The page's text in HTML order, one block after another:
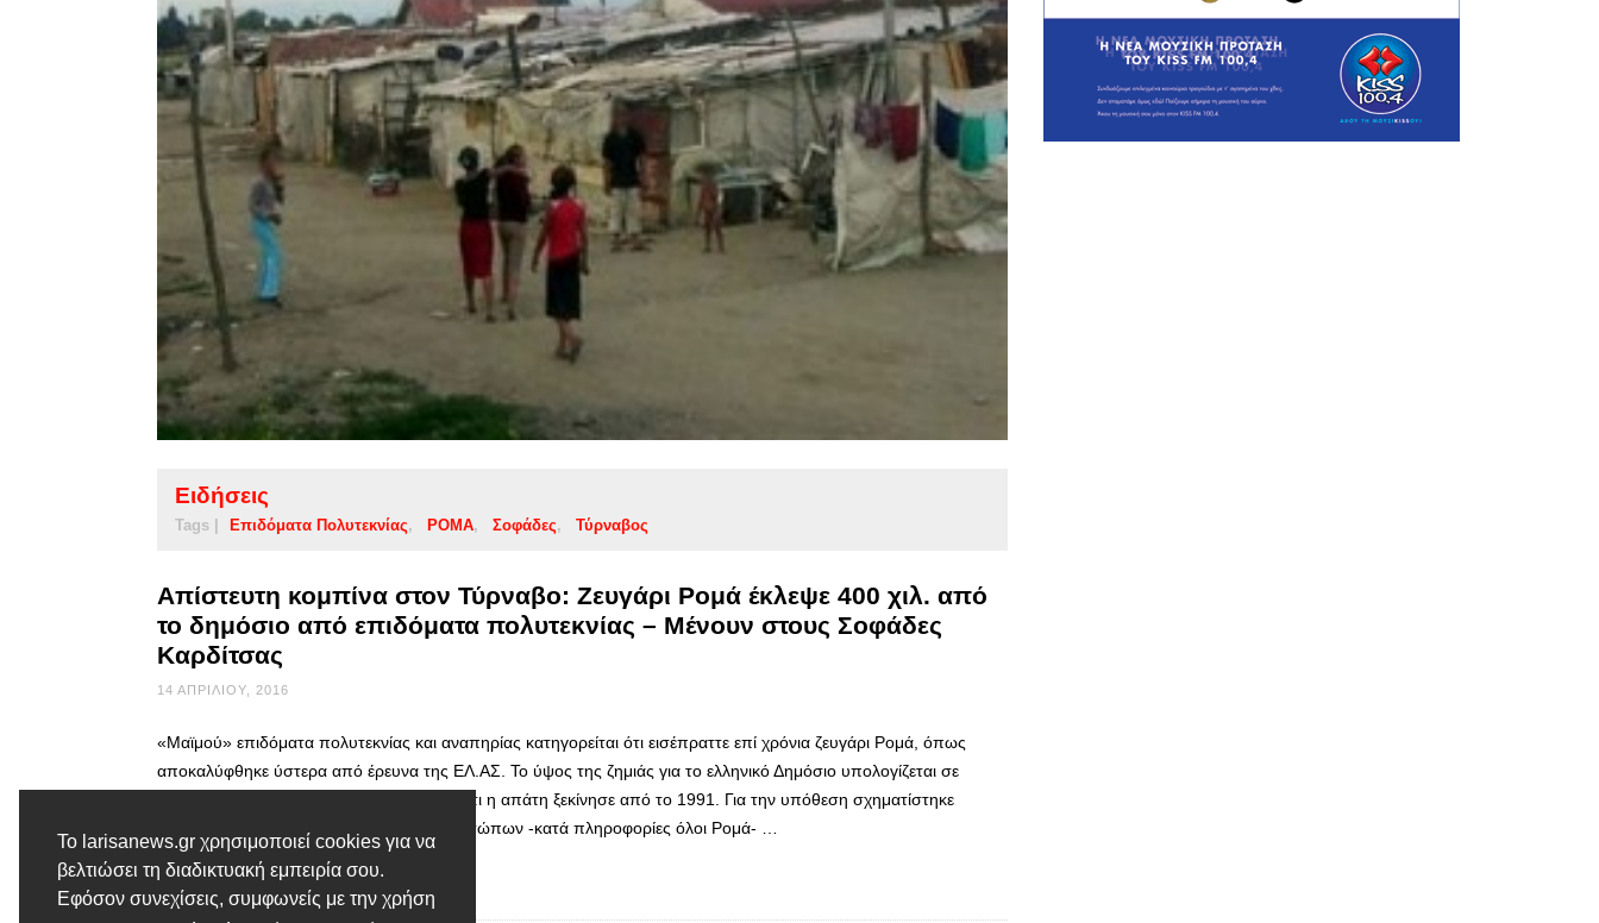
Το larisanews.gr χρησιμοποιεί cookies για να
βελτιώσει τη διαδικτυακή εμπειρία σου.
Εφόσον συνεχίσεις, συμφωνείς με την χρήση
Ειδήσεις
Tags | Επιδόματα Πολυτεκνίας ΡΟΜΑ Σοφάδες Τύρναβος
Απίστευτη κομπίνα στον Τύρναβο: Ζευγάρι Ρομά έκλεψε 400 χιλ. από
το δημόσιο από επιδόματα πολυτεκνίας – Μένουν στους Σοφάδες
Καρδίτσας
14 ΑΠΡΙΛΊΟΥ, 2016
«Μαϊμού» επιδόματα πολυτεκνίας και αναπηρίας κατηγορείται ότι εισέπραττε επί χρόνια ζευγάρι Ρομά, όπως
αποκαλύφθηκε ύστερα από έρευνα της ΕΛ.ΑΣ. Το ύψος της ζημιάς για το ελληνικό Δημόσιο υπολογίζεται σε
417.000 ευρώ, ενώ χαρακτηριστικό είναι ότι η απάτη ξεκίνησε από το 1991. Για την υπόθεση σχηματίστηκε
δικογραφία σε βάρος συνολικά εννέα προσώπων -κατά πληροφορίες όλοι Ρομά- …
Διαβάστε περισσότερα